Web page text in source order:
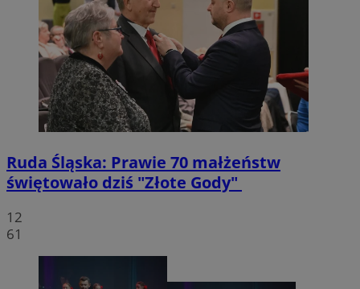
Ruda Śląska: Prawie 70 małżeństw
świętowało dziś "Złote Gody"
12
61